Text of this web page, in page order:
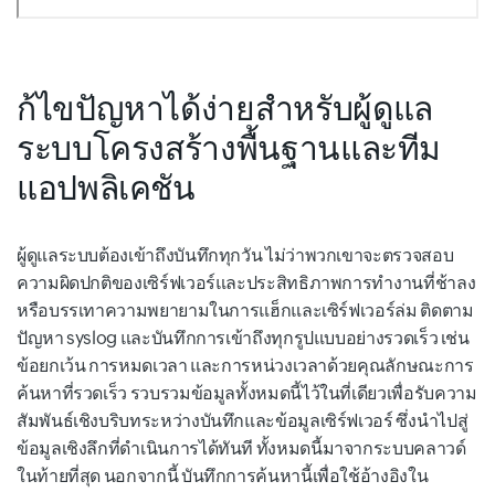
ก้ไขปัญหาได้ง่ายสำหรับผู้ดูแล
ระบบโครงสร้างพื้นฐานและทีม
แอปพลิเคชัน
ผู้ดูแลระบบต้องเข้าถึงบันทึกทุกวัน ไม่ว่าพวกเขาจะตรวจสอบ
ความผิดปกติของเซิร์ฟเวอร์และประสิทธิภาพการทำงานที่ช้าลง
หรือบรรเทาความพยายามในการแฮ็กและเซิร์ฟเวอร์ล่ม ติดตาม
ปัญหา syslog และบันทึกการเข้าถึงทุกรูปแบบอย่างรวดเร็ว เช่น
ข้อยกเว้น การหมดเวลา และการหน่วงเวลาด้วยคุณลักษณะการ
ค้นหาที่รวดเร็ว รวบรวมข้อมูลทั้งหมดนี้ไว้ในที่เดียวเพื่อรับความ
สัมพันธ์เชิงบริบทระหว่างบันทึกและข้อมูลเซิร์ฟเวอร์ ซึ่งนำไปสู่
ข้อมูลเชิงลึกที่ดำเนินการได้ทันที ทั้งหมดนี้มาจากระบบคลาวด์
ในท้ายที่สุด นอกจากนี้ บันทึกการค้นหานี้เพื่อใช้อ้างอิงใน